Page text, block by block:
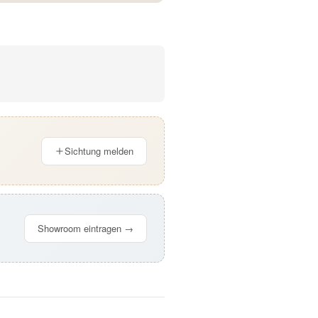
Sichtung melden
Showroom eintragen →